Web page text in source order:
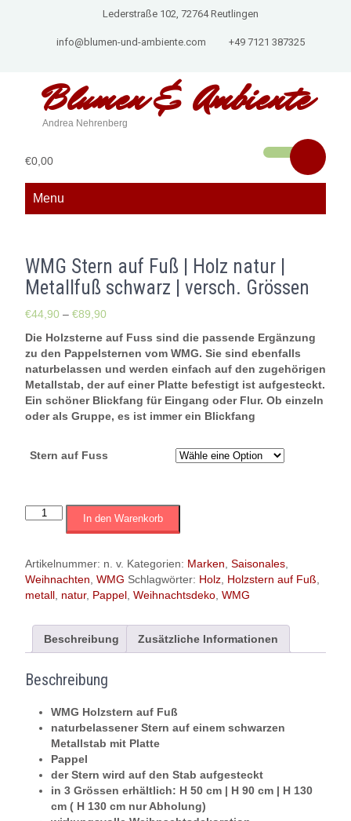
Lederstraße 102, 72764 Reutlingen
info@blumen-und-ambiente.com +49 7121 387325
Blumen &Ambiente
Andrea Nehrenberg
€0,00
Menu
WMG Stern auf Fuß | Holz natur |
Metallfuß schwarz | versch. Grössen
€44,90 – €89,90
Die Holzsterne auf Fuss sind die passende Ergänzung
zu den Pappelsternen vom WMG. Sie sind ebenfalls
naturbelassen und werden einfach auf den zugehörigen
Metallstab, der auf einer Platte befestigt ist aufgesteckt.
Ein schöner Blickfang für Eingang oder Flur. Ob einzeln
oder als Gruppe, es ist immer ein Blickfang
Stern auf Fuss
WMG
Fuß
|
Holz
Metallfuß
schwarz
versch.
Menge
In den Warenkorb
Artikelnummer: n. v. Kategorien: Marken Saisonales
Weihnachten WMG Schlagwörter: Holz Holzstern auf Fuß
metall natur, Pappel Weihnachtsdeko WMG
Beschreibung Zusätzliche Informationen
Beschreibung
WMG Holzstern auf Fuß
naturbelassener Stern auf einem schwarzen
Metallstab mit Platte
Pappel
der Stern wird auf den Stab aufgesteckt
in 3 Grössen erhältlich: H 50 cm | H 90 cm | H 130
cm ( H 130 cm nur Abholung)